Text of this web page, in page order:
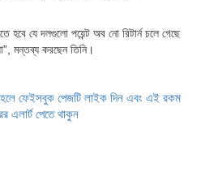
যে দলগুলো পয়েন্ট অব নো রিটার্ন চলে গেছে
মন্তব্য করছেন তিনি।
ফেইসবুক পেজটি লাইক দিন এবং এই রকম
এলার্ট পেতে থাকুন